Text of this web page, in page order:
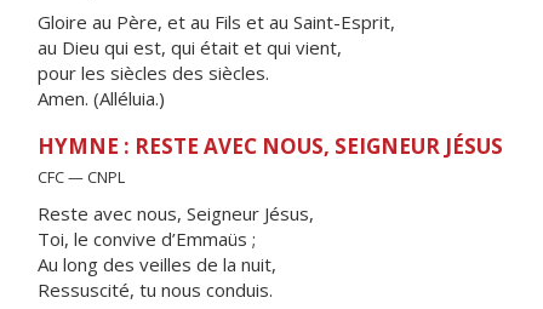
Gloire au Père, et au Fils et au Saint-Esprit,
au Dieu qui est, qui était et qui vient,
pour les siècles des siècles.
Amen. (Alléluia.)
HYMNE : RESTE AVEC NOUS, SEIGNEUR JÉSUS
CFC — CNPL
Reste avec nous, Seigneur Jésus,
Toi, le convive d’Emmaüs ;
Au long des veilles de la nuit,
Ressuscité, tu nous conduis.